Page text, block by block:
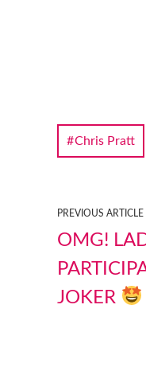
Chris Pratt
PREVIOUS ARTICLE
OMG!
JOKER